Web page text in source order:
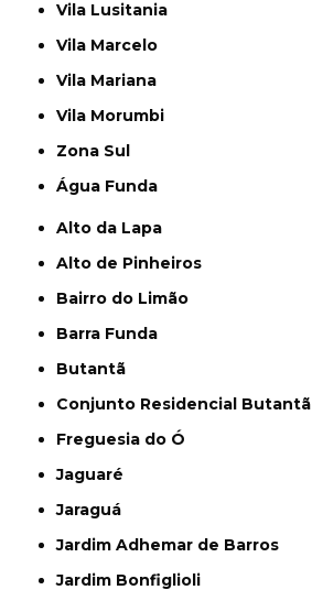
Vila Lusitania
Vila Marcelo
Vila Mariana
Vila Morumbi
Zona Sul
Água Funda
Alto da Lapa
Alto de Pinheiros
Bairro do Limão
Barra Funda
Butantã
Conjunto Residencial Butantã
Freguesia do Ó
Jaguaré
Jaraguá
Jardim Adhemar de Barros
Jardim Bonfiglioli